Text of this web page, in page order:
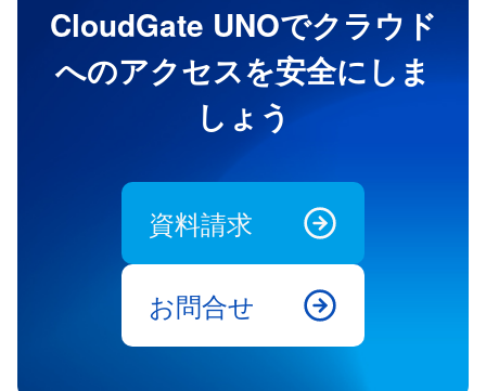
CloudGate UNOでクラウド
へのアクセスを安全にしま
しょう
資料請求
お問合せ